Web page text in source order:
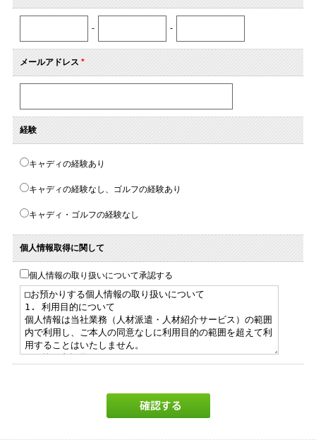
- -
メールアドレス *
経験
キャディの経験あり
キャディの経験なし、ゴルフの経験あり
キャディ・ゴルフの経験なし
個人情報取得に関して
個人情報の取り扱いについて承認する